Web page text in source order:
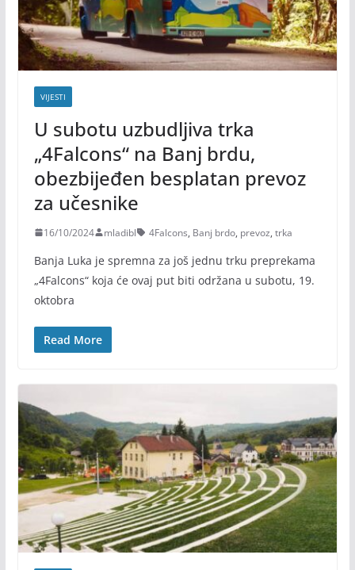
VIJESTI
U subotu uzbudljiva trka
„4Falcons“ na Banj brdu,
obezbijeđen besplatan prevoz
za učesnike
16/10/2024 mladibl 4Falcons, Banj brdo, prevoz, trka
Banja Luka je spremna za još jednu trku preprekama
„4Falcons“ koja će ovaj put biti održana u subotu, 19.
oktobra
Read More